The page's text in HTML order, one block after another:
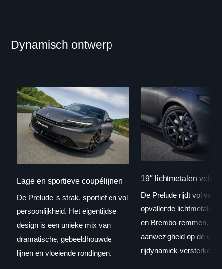
Dynamisch ontwerp
Lage en sportieve coupélijnen
De Prelude is strak, sportief en vol
persoonlijkheid. Het eigentijdse
design is een unieke mix van
dramatische, gebeeldhouwde
lijnen en vloeiende rondingen.
19″ lichtmetalen
De Prelude rijdt vol
opvallende lichtmetalen
en Brembo-remmen, die
aanwezigheid op de
rijdynamiek versterken.